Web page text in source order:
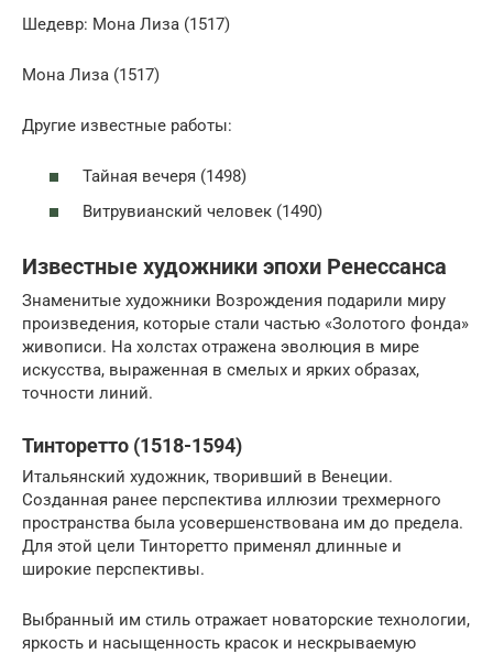
Шедевр: Мона Лиза (1517)
Мона Лиза (1517)
Другие известные работы:
Тайная вечеря (1498)
Витрувианский человек (1490)
Известные художники эпохи Ренессанса
Знаменитые художники Возрождения подарили миру
произведения, которые стали частью «Золотого фонда»
живописи. На холстах отражена эволюция в мире
искусства, выраженная в смелых и ярких образах,
точности линий.
Тинторетто (1518-1594)
Итальянский художник, творивший в Венеции.
Созданная ранее перспектива иллюзии трехмерного
пространства была усовершенствована им до предела.
Для этой цели Тинторетто применял длинные и
широкие перспективы.
Выбранный им стиль отражает новаторские технологии,
яркость и насыщенность красок и нескрываемую